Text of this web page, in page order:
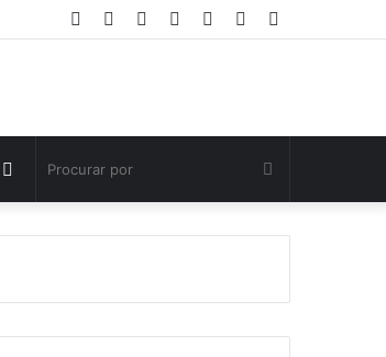
Artigo
Entrar
Instagram
YouTube
Twitter
Facebook
por
Switch
skin